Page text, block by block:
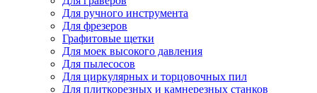
Для ручного инструмента
Для фрезеров
Графитовые щетки
Для моек высокого давления
Для пылесосов
Для циркулярных и торцовочных пил
Для плиткорезных и камнерезных станков